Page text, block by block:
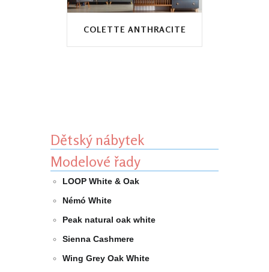
COLETTE ANTHRACITE
Dětský nábytek
Modelové řady
LOOP White & Oak
Némó White
Peak natural oak white
Sienna Cashmere
Wing Grey Oak White